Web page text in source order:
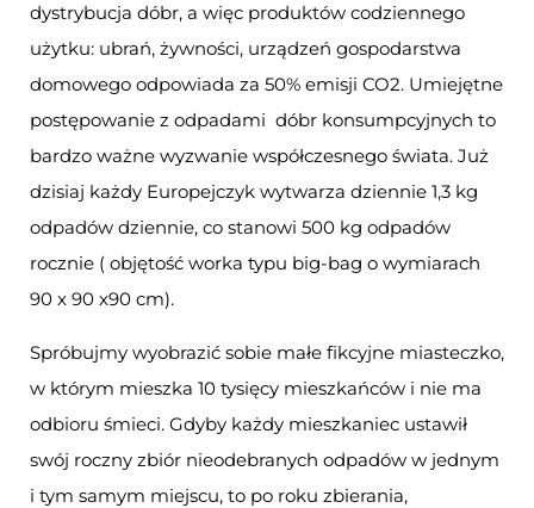
dystrybucja dóbr, a więc produktów codziennego
użytku: ubrań, żywności, urządzeń gospodarstwa
domowego odpowiada za 50% emisji CO2. Umiejętne
postępowanie z odpadami dóbr konsumpcyjnych to
bardzo ważne wyzwanie współczesnego świata. Już
dzisiaj każdy Europejczyk wytwarza dziennie 1,3 kg
odpadów dziennie, co stanowi 500 kg odpadów
rocznie ( objętość worka typu big-bag o wymiarach
90 x 90 x90 cm).
Spróbujmy wyobrazić sobie małe fikcyjne miasteczko,
w którym mieszka 10 tysięcy mieszkańców i nie ma
odbioru śmieci. Gdyby każdy mieszkaniec ustawił
swój roczny zbiór nieodebranych odpadów w jednym
i tym samym miejscu, to po roku zbierania,